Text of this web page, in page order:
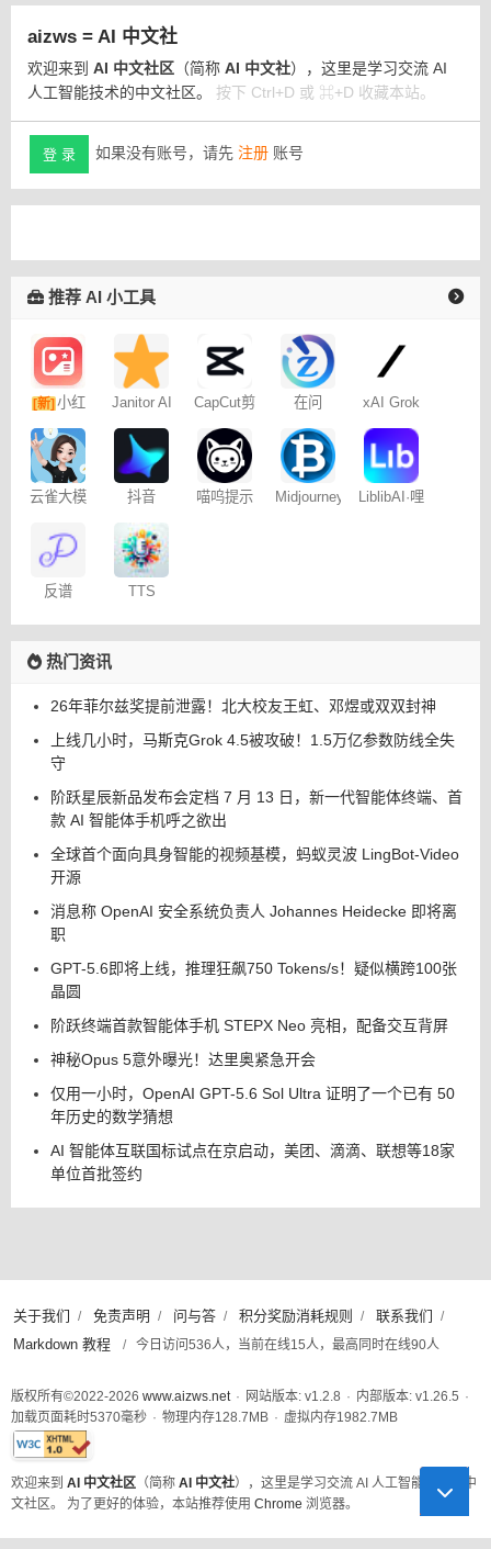
aizws = AI 中文社
欢迎来到 AI 中文社区 （简称 AI 中文社），这里是学习交流 AI
人工智能技术的中文社区。 按下 Ctrl+D 或 ⌘+D 收藏本站。
登 录 如果没有账号，请先 注册 账号
推荐 AI 小工具
[新]小红
记
Janitor AI
聊天
CapCut剪
在问 xAI Grok
云雀大模
抖音
– 免费
喵呜提示
Midjourney
LiblibAI·哩
反谱
TTS
热门资讯
26年菲尔兹奖提前泄露！北大校友王虹、邓煜或双双封神
上线几小时，马斯克Grok 4.5被攻破！1.5万亿参数防线全失
守
阶跃星辰新品发布会定档 7 月 13 日，新一代智能体终端、首
款 AI 智能体手机呼之欲出
全球首个面向具身智能的视频基模，蚂蚁灵波 LingBot-Video
开源
消息称 OpenAI 安全系统负责人 Johannes Heidecke 即将离
职
GPT-5.6即将上线，推理狂飙750 Tokens/s！疑似横跨100张
晶圆
阶跃终端首款智能体手机 STEPX Neo 亮相，配备交互背屏
神秘Opus 5意外曝光！达里奥紧急开会
仅用一小时，OpenAI GPT-5.6 Sol Ultra 证明了一个已有 50
年历史的数学猜想
AI 智能体互联国标试点在京启动，美团、滴滴、联想等18家
单位首批签约
关于我们 / 免责声明 / 问与答 / 积分奖励消耗规则 / 联系我们 /
Markdown 教程 / 今日访问536人，当前在线15人，最高同时在线90人
版权所有©2022-2026 www.aizws.net · 网站版本: v1.2.8 · 内部版本: v1.26.5 ·
加载页面耗时5370毫秒 · 物理内存128.7MB · 虚拟内存1982.7MB
此页面已通过W3C XHTML 1.0 Strict标准验证
欢迎来到 AI 中文社区 （简称 AI 中文社），这里是学习交流 AI 人工智能技术的中
文社区。 为了更好的体验，本站推荐使用 Chrome 浏览器。